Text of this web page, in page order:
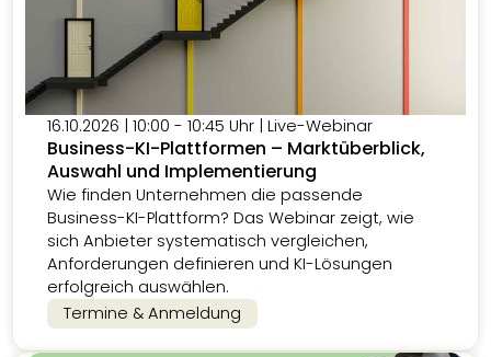
16.10.2026 | 10:00 - 10:45 Uhr | Live-Webinar
Business-KI-Plattformen – Marktüberblick,
Auswahl und Implementierung
Wie finden Unternehmen die passende
Business-KI-Plattform? Das Webinar zeigt, wie
sich Anbieter systematisch vergleichen,
Anforderungen definieren und KI-Lösungen
erfolgreich auswählen.
Termine & Anmeldung